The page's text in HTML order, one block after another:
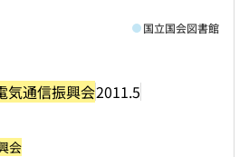
気通信振興会2011.5
国立国会図書館
会